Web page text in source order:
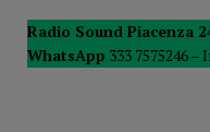
[ 6 Agosto
PIACENZA
Radio Sound Piacenza
WhatsApp 333 7575246 –